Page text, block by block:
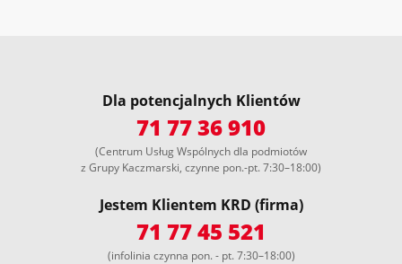
Dla potencjalnych Klientów
71 77 36 910
(Centrum Usług Wspólnych dla podmiotów
z Grupy Kaczmarski, czynne pon.-pt. 7:30–18:00)
Jestem Klientem KRD (firma)
71 77 45 521
(infolinia czynna pon. - pt. 7:30–18:00)